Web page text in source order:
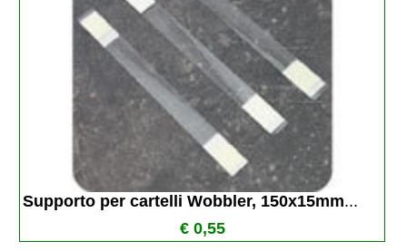
Supporto per cartelli Wobbler, 150x15mm...
€ 0,55